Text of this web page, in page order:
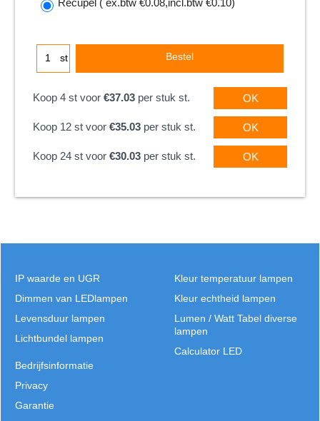
Recupel ( ex.btw €0.08,incl.btw €0.10)
st Bestel
Koop 4 st voor €37.03 per stuk st. OK
Koop 12 st voor €35.03 per stuk st. OK
Koop 24 st voor €30.03 per stuk st. OK
Kleur temperatuur lampen
Kleur echtheid lampen
Lumen / Watt Tabel diverse
lampen
Calculator LED
IP waarde en UGR
Dimmen van LEDlampen
Levensduur lampen
Lichtbundel lampen
Bedrijfsinformatie
Privacy
Garantie